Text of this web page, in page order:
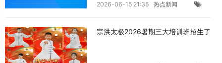
2026-06-15 21:35 热点新闻
宗洪太极2026暑期三大培训班招生了